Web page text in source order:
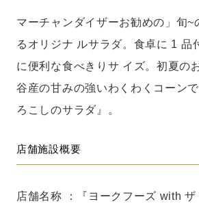
マーチャンダイザーお勧めの」旬~
るオリジナ ルサラダ。食卓に 1 品
に便利な食べきりサ イズ。初夏の
谷産の甘みの強いわくわくコーン
ろこしのサラダ』。
店舗施設概要
店舗名称 ：『ヨークフーズ with